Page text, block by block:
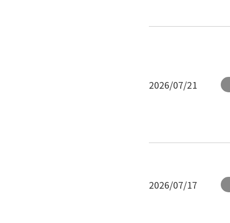
2026/07/21
2026/07/17